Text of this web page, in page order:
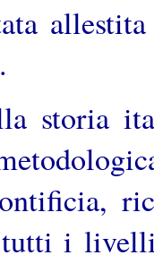
storia
i